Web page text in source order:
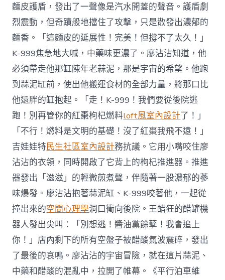
麵皮護盾，發出了一聲像是汽水開蓋的聲音。護盾劇
烈震動，但奇蹟般地擋住了攻擊，只是散發出濃郁的
麵香。「這麵皮的延展性！完美！但撐不了太久！」
K-999焦急地大喊，中藥味更濃了。廖沾沾知道，他
必須帶走他那缸陳年老蒜泥，那是宇宙的希望。他跑
到蒜泥缸前，使出他搬運食材的全部力量，將那口比
他還胖的缸抱起。「走！K-999！我們要從後院逃
跑！別再管你的紅棗枸杞燃料loft風室內設計了！」
「不行！燃料是文明的基礎！沒了紅棗我飛不遠！」
吉娃娃特民生社區室內設計務抗議。它用小嘴咬住廖
沾沾的衣領，同時開啟了它背上的枸杞推進器。推進
器發出「滋滋」的輕微煎煮聲，伴隨著一股濃郁的蔘
味爆發。廖沾沾抱著蒜泥缸、K-999咬著他，一起從
撞出來的空間心理學洞口衝向後院。王醋狂的醋罐機
器人發出尖叫：「別想逃！醬油黨餘孽！我會追上
你！」店內剩下的所有空盤子被醋酸氣波震碎，發出
了最後的哀鳴。廖沾沾的宇宙冒險，就在這片蒜泥、
中藥和醋酸的混亂中，拉開了帷幕。《平行泊車維